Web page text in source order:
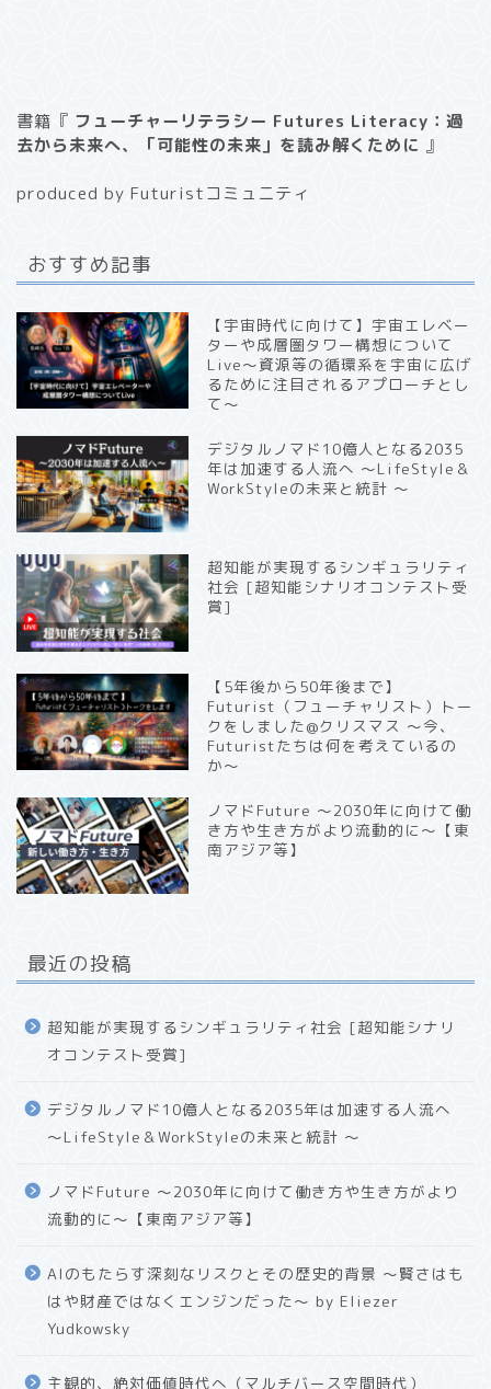
書籍『 フューチャーリテラシー Futures Literacy：過
去から未来へ、「可能性の未来」を読み解くために 』
produced by Futuristコミュニティ
おすすめ記事
【宇宙時代に向けて】宇宙エレベー
ターや成層圏タワー構想について
Live〜資源等の循環系を宇宙に広げ
るために注目されるアプローチとし
て〜
デジタルノマド10億人となる2035
年は加速する人流へ 〜LifeStyle＆
WorkStyleの未来と統計 〜
超知能が実現するシンギュラリティ
社会 [超知能シナリオコンテスト受
賞]
【5年後から50年後まで】
Futurist（フューチャリスト）トー
クをしました@クリスマス 〜今、
Futuristたちは何を考えているの
か〜
ノマドFuture 〜2030年に向けて働
き方や生き方がより流動的に〜【東
南アジア等】
最近の投稿
超知能が実現するシンギュラリティ社会 [超知能シナリ
オコンテスト受賞]
デジタルノマド10億人となる2035年は加速する人流へ
〜LifeStyle＆WorkStyleの未来と統計 〜
ノマドFuture 〜2030年に向けて働き方や生き方がより
流動的に〜【東南アジア等】
AIのもたらす深刻なリスクとその歴史的背景 〜賢さはも
はや財産ではなくエンジンだった〜 by Eliezer
Yudkowsky
主観的、絶対価値時代へ（マルチバース空間時代）